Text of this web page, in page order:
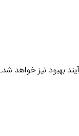
بهبود نیز خواهد شد.